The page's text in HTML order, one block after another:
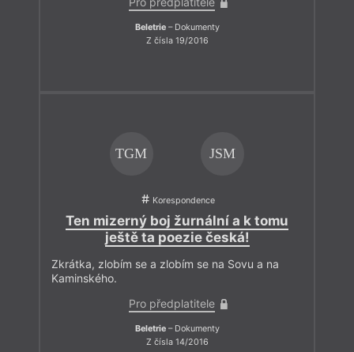
Beletrie– Dokumenty
Z čísla 19/2016
TGM JSM
Korespondence
Ten mizerný boj žurnální a k tomu
ještě ta poezie česká!
Zkrátka, zlobím se a zlobím se na Sovu a na
Kaminského.
Pro předplatitele
Beletrie– Dokumenty
Z čísla 14/2016